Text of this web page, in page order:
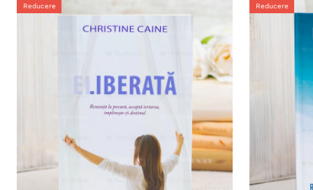
Reducere Reducere